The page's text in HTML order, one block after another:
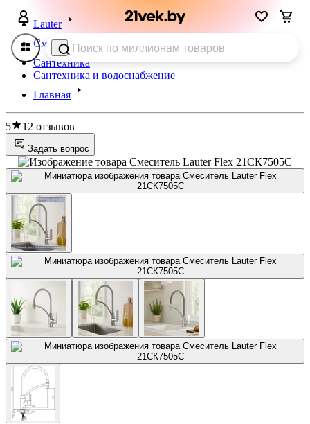
Lauter
Смесители
Сантехника
Сантехника и водоснабжение
Главная
5 12 отзывов
Задать вопрос